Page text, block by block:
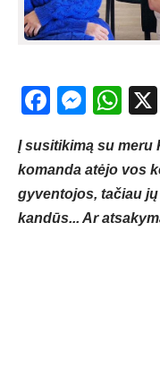
Į susitikimą su meru
komanda atėjo vos
gyventojos, tačiau
kandūs... Ar